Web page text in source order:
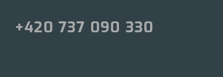
+420 737 090 330